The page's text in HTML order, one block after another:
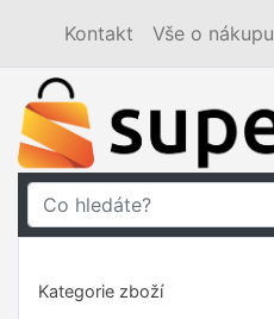
Kontakt Vše o nákupu
Kategorie zboží